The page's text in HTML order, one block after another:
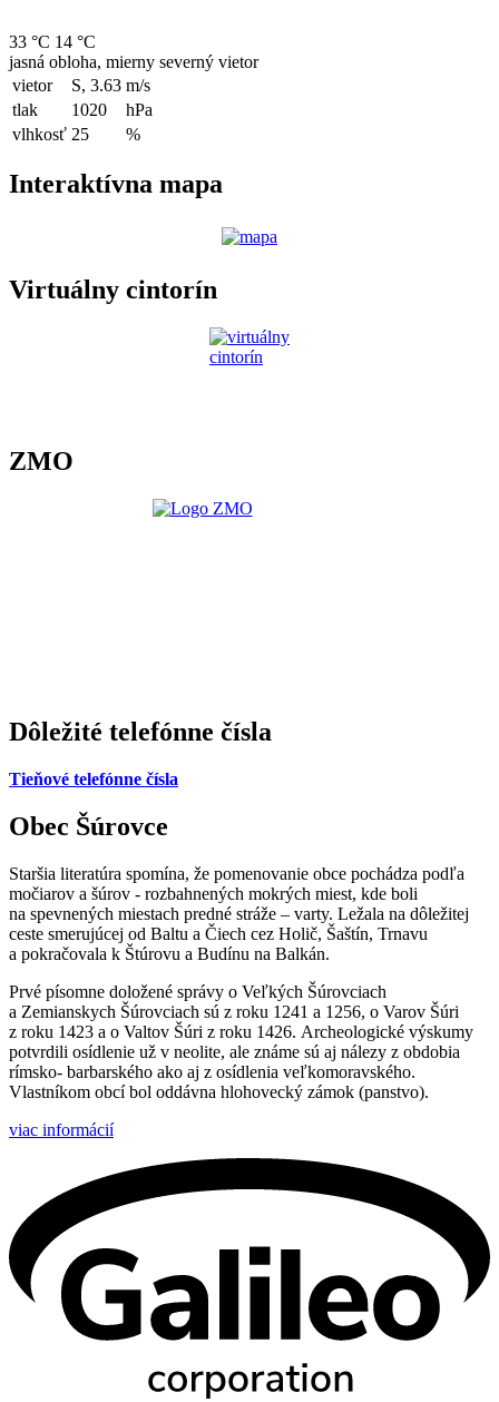
33 °C 14 °C
jasná obloha, mierny severný vietor
vietor
S, 3.63 m/s
tlak
1020
hPa
vlhkosť 25 %
Interaktívna mapa
Virtuálny cintorín
ZMO
Dôležité telefónne čísla
Tieňové telefónne čísla
Obec Šúrovce
Staršia literatúra spomína, že pomenovanie obce pochádza podľa
močiarov a šúrov - rozbahnených mokrých miest, kde boli
na spevnených miestach predné stráže – varty. Ležala na dôležitej
ceste smerujúcej od Baltu a Čiech cez Holič, Šaštín, Trnavu
a pokračovala k Štúrovu a Budínu na Balkán.
Prvé písomne doložené správy o Veľkých Šúrovciach
a Zemianskych Šúrovciach sú z roku 1241 a 1256, o Varov Šúri
z roku 1423 a o Valtov Šúri z roku 1426. Archeologické výskumy
potvrdili osídlenie už v neolite, ale známe sú aj nálezy z obdobia
rímsko- barbarského ako aj z osídlenia veľkomoravského.
Vlastníkom obcí bol oddávna hlohovecký zámok (panstvo).
viac informácií